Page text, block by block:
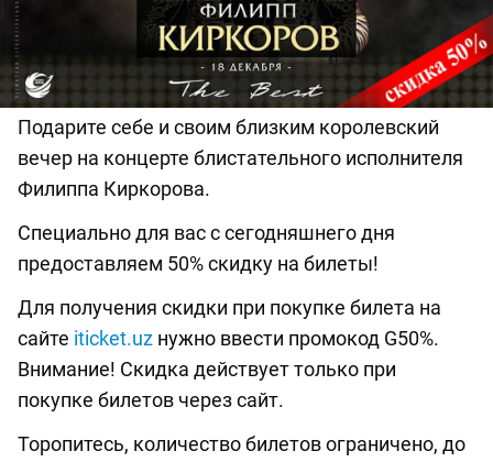
Подарите себе и своим близким королевский
вечер на концерте блистательного исполнителя
Филиппа Киркорова.
Специально для вас с сегодняшнего дня
предоставляем 50% скидку на билеты!
Для получения скидки при покупке билета на
сайте iticket.uz нужно ввести промокод G50%.
Внимание! Скидка действует только при
покупке билетов через сайт.
Торопитесь, количество билетов ограничено, до